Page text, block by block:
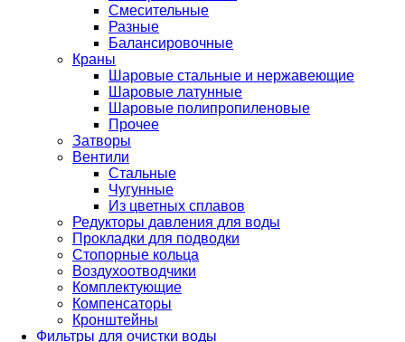
Смесительные
Разные
Балансировочные
Краны
Шаровые стальные и нержавеющие
Шаровые латунные
Шаровые полипропиленовые
Прочее
Затворы
Вентили
Стальные
Чугунные
Из цветных сплавов
Редукторы давления для воды
Прокладки для подводки
Стопорные кольца
Воздухоотводчики
Комплектующие
Компенсаторы
Кронштейны
Фильтры для очистки воды